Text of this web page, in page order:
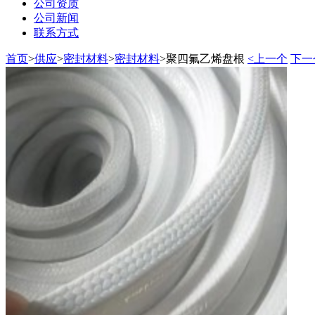
公司资质
公司新闻
联系方式
首页>供应>密封材料>密封材料>聚四氟乙烯盘根 <上一个 下一